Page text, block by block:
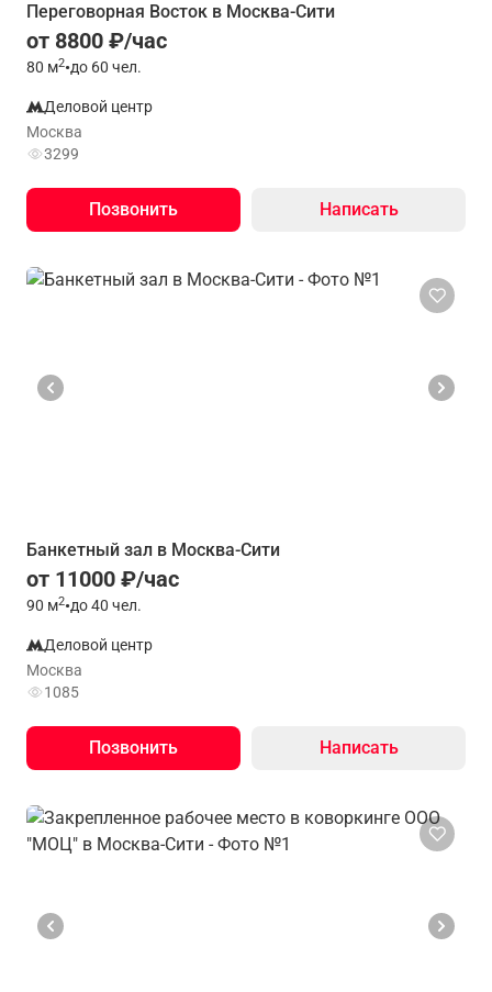
Переговорная Восток в Москва-Сити
от 8800 ₽/час
80 м2•до 60 чел.
Деловой центр
Москва
3299
Позвонить Написать
Банкетный зал в Москва-Сити
от 11000 ₽/час
90 м2•до 40 чел.
Деловой центр
Москва
1085
Позвонить Написать